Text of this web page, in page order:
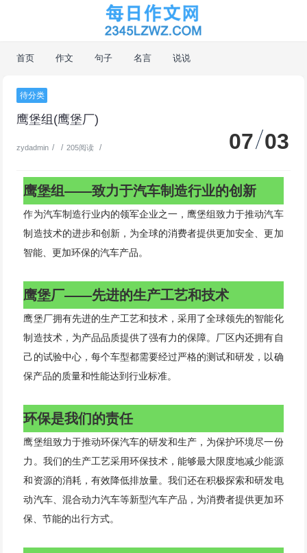
首页 作文 句子 名言 说说
待分类
鹰堡组(鹰堡厂)
zydadmin / / 205阅读 / 07 03
鹰堡组——致力于汽车制造行业的创新
作为汽车制造行业内的领军企业之一，鹰堡组致力于推动汽车
制造技术的进步和创新，为全球的消费者提供更加安全、更加
智能、更加环保的汽车产品。
鹰堡厂——先进的生产工艺和技术
鹰堡厂拥有先进的生产工艺和技术，采用了全球领先的智能化
制造技术，为产品品质提供了强有力的保障。厂区内还拥有自
己的试验中心，每个车型都需要经过严格的测试和研发，以确
保产品的质量和性能达到行业标准。
环保是我们的责任
鹰堡组致力于推动环保汽车的研发和生产，为保护环境尽一份
力。我们的生产工艺采用环保技术，能够最大限度地减少能源
和资源的消耗，有效降低排放量。我们还在积极探索和研发电
动汽车、混合动力汽车等新型汽车产品，为消费者提供更加环
保、节能的出行方式。